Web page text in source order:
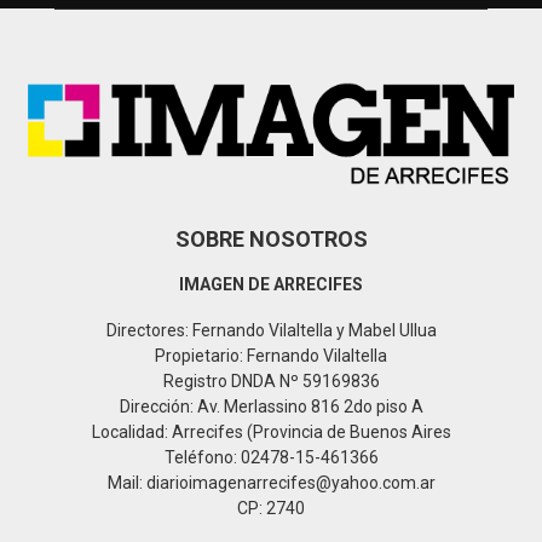
A
SOBRE NOSOTROS
IMAGEN DE ARRECIFES
Directores: Fernando Vilaltella y Mabel Ullua
Propietario: Fernando Vilaltella
Registro DNDA Nº 59169836
Dirección: Av. Merlassino 816 2do piso A
Localidad: Arrecifes (Provincia de Buenos Aires
Teléfono: 02478-15-461366
Mail: diarioimagenarrecifes@yahoo.com.ar
CP: 2740